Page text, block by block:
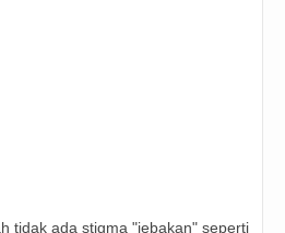
tidak ada stigma "jebakan" seperti